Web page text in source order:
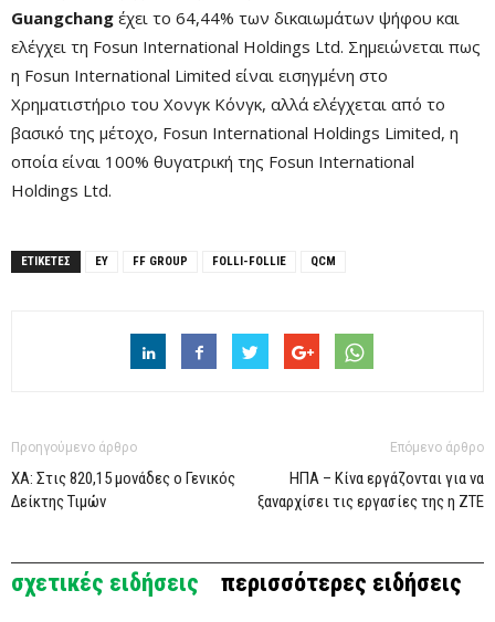
Guangchang έχει το 64,44% των δικαιωμάτων ψήφου και
ελέγχει τη Fosun International Holdings Ltd. Σημειώνεται πως
η Fosun International Limited είναι εισηγμένη στο
Χρηματιστήριο του Χονγκ Κόνγκ, αλλά ελέγχεται από το
βασικό της μέτοχο, Fosun International Holdings Limited, η
οποία είναι 100% θυγατρική της Fosun International
Holdings Ltd.
ΕΤΙΚΕΤΕΣ EY FF GROUP FOLLI-FOLLIE QCM
Προηγούμενο άρθρο
ΧΑ: Στις 820,15 μονάδες ο Γενικός
Δείκτης Τιμών
Επόμενο άρθρο
ΗΠΑ – Κίνα εργάζονται για να
ξαναρχίσει τις εργασίες της η ZTE
σχετικές ειδήσεις περισσότερες ειδήσεις